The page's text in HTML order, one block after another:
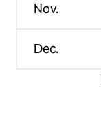
Nov.
Dec.